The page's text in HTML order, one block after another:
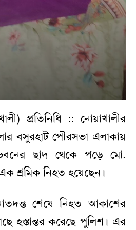
প্রতিনিধি :: নোয়াখালীর
বসুরহাট পৌরসভা এলাকায়
ভবনের ছাদ থেকে পড়ে মো.
শ্রমিক নিহত হয়েছেন।
শেষে নিহত আকাশের
হস্তান্তর করেছে পুলিশ। এর